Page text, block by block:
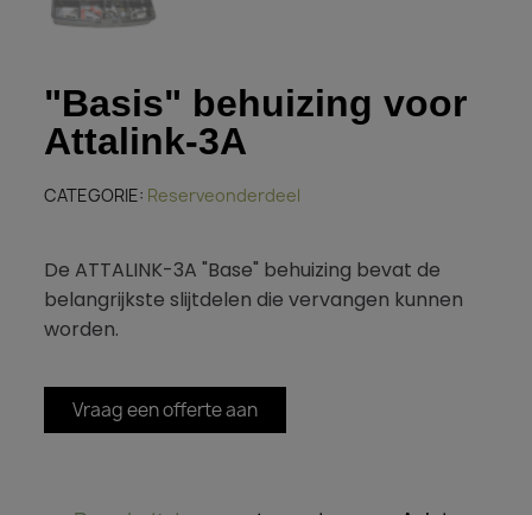
"Basis" behuizing voor
Attalink-3A
CATEGORIE Reserveonderdeel
De ATTALINK-3A "Base" behuizing bevat de
belangrijkste slijtdelen die vervangen kunnen
worden.
Vraag een offerte aan